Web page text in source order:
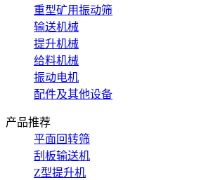
重型矿用振动筛
输送机械
提升机械
给料机械
振动电机
配件及其他设备
产品推荐
平面回转筛
刮板输送机
Z型提升机